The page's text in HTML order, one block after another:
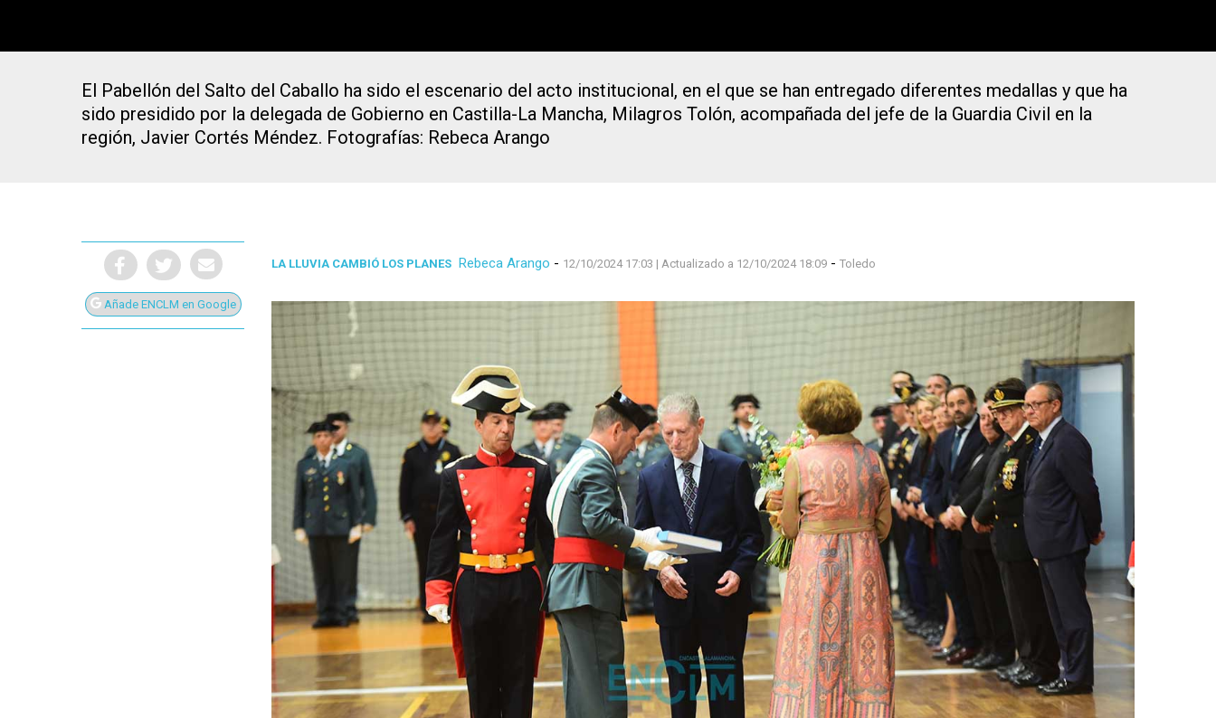
El Pabellón del Salto del Caballo ha sido el escenario del acto institucional, en el que se han entregado diferentes medallas y que ha
sido presidido por la delegada de Gobierno en Castilla-La Mancha, Milagros Tolón, acompañada del jefe de la Guardia Civil en la
región, Javier Cortés Méndez. Fotografías: Rebeca Arango
Añade ENCLM en Google
LA LLUVIA CAMBIÓ LOS PLANES Rebeca Arango - 12/10/2024 17:03 | Actualizado a 12/10/2024 18:09 - Toledo